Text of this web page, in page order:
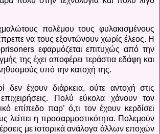
πολέμου τους φυλακισμένους
να τους εξοντώνουν χωρίς έλεος. Η
prisoners εφαρμόζεται επιτυχώς από την
της έχει αποφέρει τεράστια εδάφη και
υπό την κατοχή της.
δεν έχουν διάρκεια, ούτε αντοχή στις
Πολύ εύκολα χάνουν τον
επίπεδο παρ’ ό,τι τον έχουν κερδίσει
λείπει η προσαρμοστικότητα. Πολεμούν
με ιστορικά ανάλογα άλλων εποχών